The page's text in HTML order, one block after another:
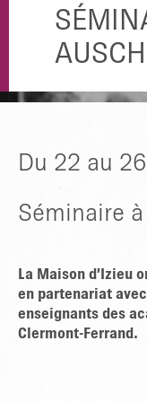
Du 22 au
Séminaire
La Maison d’Izieu
en partenariat
enseignants des
Clermont-Ferrand.